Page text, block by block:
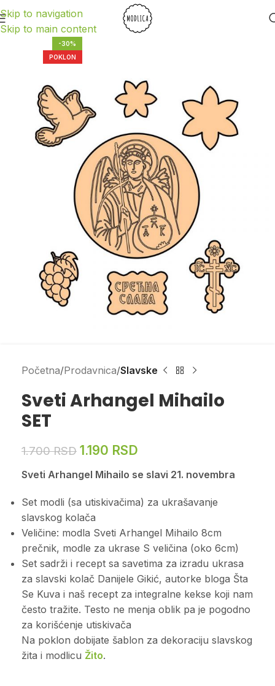
Skip to navigation
Skip to main content
-30%
POKLON
Početna Prodavnica Slavske
Sveti Arhangel Mihailo
SET
1.700RSD 1.190 RSD
Sveti Arhangel Mihailo se slavi 21. novembra
Set modli (sa utiskivačima) za ukrašavanje
slavskog kolača
Veličine: modla Sveti Arhangel Mihailo 8cm
prečnik, modle za ukrase S veličina (oko 6cm)
Set sadrži i recept sa savetima za izradu ukrasa
za slavski kolač Danijele Gikić, autorke bloga Šta
Se Kuva i naš recept za integralne kekse koji nam
često tražite. Testo ne menja oblik pa je pogodno
za korišćenje utiskivača
Na poklon dobijate šablon za dekoraciju slavskog
žita i modlicu Žito.